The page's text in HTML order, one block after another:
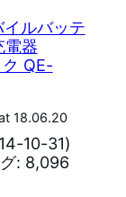
ルバッテ
電器
QE-
18.06.20
10-31)
: 8,096